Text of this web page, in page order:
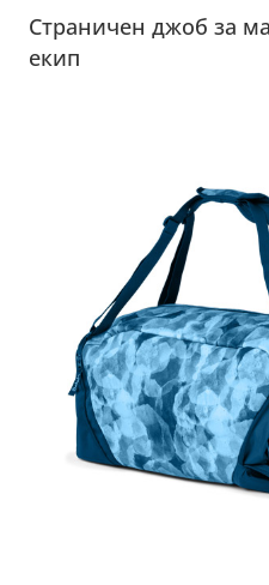
Страничен джоб за
екип